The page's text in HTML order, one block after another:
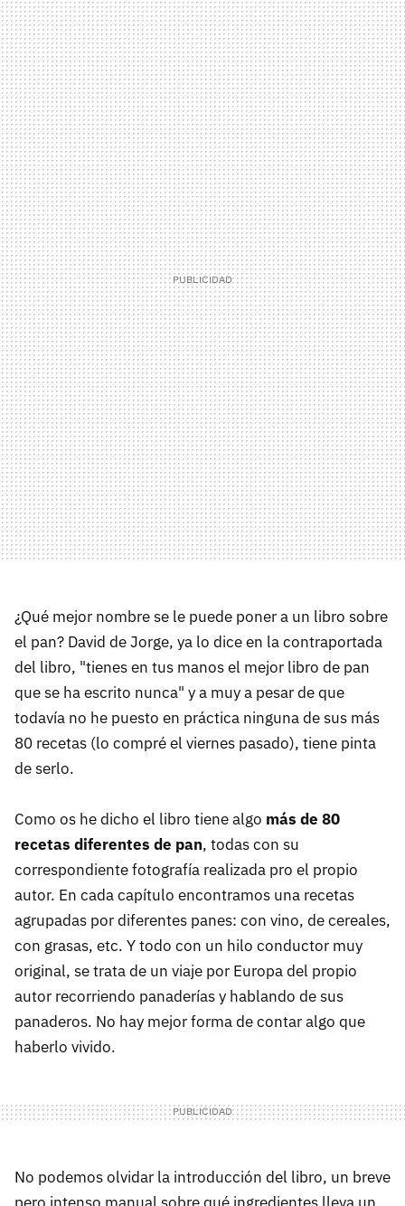
¿Qué mejor nombre se le puede poner a un libro sobre
el pan? David de Jorge, ya lo dice en la contraportada
del libro, "tienes en tus manos el mejor libro de pan
que se ha escrito nunca" y a muy a pesar de que
todavía no he puesto en práctica ninguna de sus más
80 recetas (lo compré el viernes pasado), tiene pinta
de serlo.
Como os he dicho el libro tiene algo más de 80
recetas diferentes de pan, todas con su
correspondiente fotografía realizada pro el propio
autor. En cada capítulo encontramos una recetas
agrupadas por diferentes panes: con vino, de cereales,
con grasas, etc. Y todo con un hilo conductor muy
original, se trata de un viaje por Europa del propio
autor recorriendo panaderías y hablando de sus
panaderos. No hay mejor forma de contar algo que
haberlo vivido.
No podemos olvidar la introducción del libro, un breve